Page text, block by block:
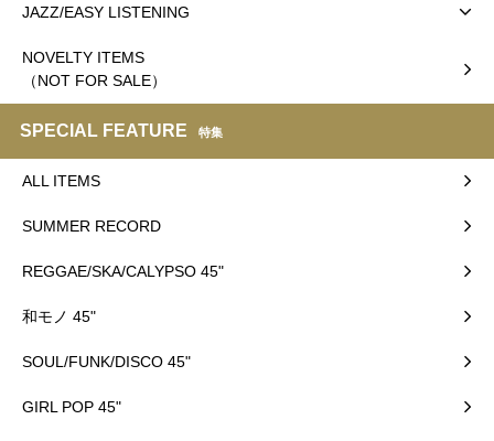
JAZZ/EASY LISTENING
NOVELTY ITEMS
（NOT FOR SALE）
SPECIAL FEATURE 特集
ALL ITEMS
SUMMER RECORD
REGGAE/SKA/CALYPSO 45"
和モノ 45"
SOUL/FUNK/DISCO 45"
GIRL POP 45"